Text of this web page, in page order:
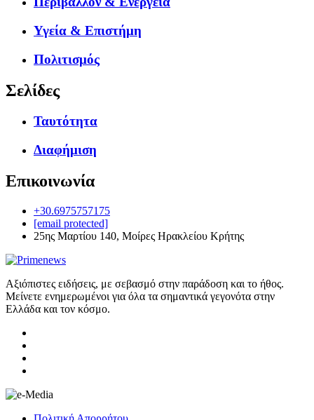
Υγεία & Επιστήμη
Πολιτισμός
Σελίδες
Ταυτότητα
Διαφήμιση
Επικοινωνία
+30.6975757175
[email protected]
25ης Μαρτίου 140, Μοίρες Ηρακλείου Κρήτης
Αξιόπιστες ειδήσεις, με σεβασμό στην παράδοση και το ήθος.
Μείνετε ενημερωμένοι για όλα τα σημαντικά γεγονότα στην
Ελλάδα και τον κόσμο.